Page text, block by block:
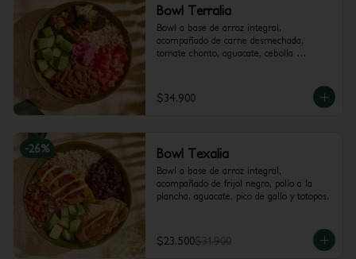
Bowl Terralia
Bowl a base de arroz integral,
acompañado de carne desmechada,
tomate chonto, aguacate, cebolla
$34.900
-26% Bowl Texalia
Bowl a base de arroz integral,
acompañado de frijol negro, pollo a la
plancha, aguacate, pico de gallo y totopos.
$23.500$31.900